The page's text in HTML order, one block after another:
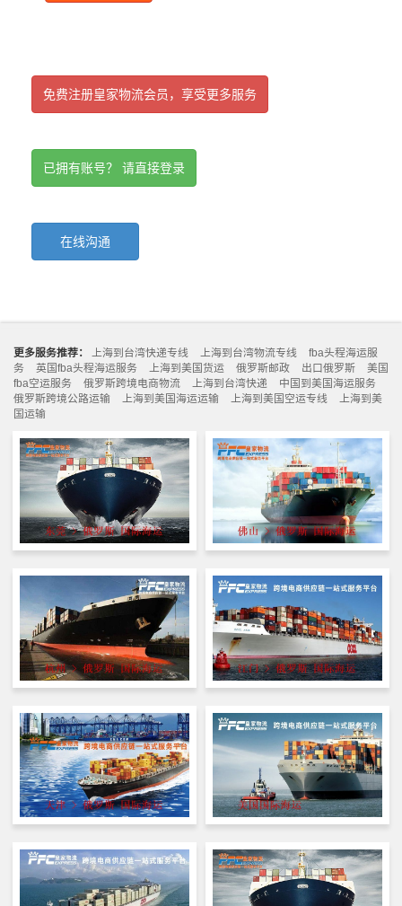
免费注册皇家物流会员，享受更多服务
已拥有账号？ 请直接登录
在线沟通
更多服务推荐： 上海到台湾快递专线 上海到台湾物流专线
fba头程海运服
务
英国fba头程海运服务 上海到美国货运 俄罗斯邮政 出口俄罗斯
美国
fba空运服务
俄罗斯跨境电商物流 上海到台湾快递
中国到美国海运服务
俄罗斯跨境公路运输
上海到美国海运运输 上海到美国空运专线
上海到美
国运输